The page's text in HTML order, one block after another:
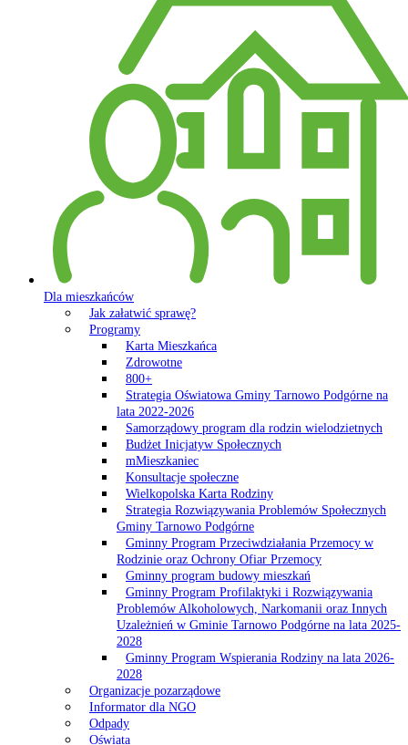
Dla mieszkańców
Jak załatwić sprawę?
Programy
Karta Mieszkańca
Zdrowotne
800+
Strategia Oświatowa Gminy Tarnowo Podgórne na
lata 2022-2026
Samorządowy program dla rodzin wielodzietnych
Budżet Inicjatyw Społecznych
mMieszkaniec
Konsultacje społeczne
Wielkopolska Karta Rodziny
Strategia Rozwiązywania Problemów Społecznych
Gminy Tarnowo Podgórne
Gminny Program Przeciwdziałania Przemocy w
Rodzinie oraz Ochrony Ofiar Przemocy
Gminny program budowy mieszkań
Gminny Program Profilaktyki i Rozwiązywania
Problemów Alkoholowych, Narkomanii oraz Innych
Uzależnień w Gminie Tarnowo Podgórne na lata 2025-
2028
Gminny Program Wspierania Rodziny na lata 2026-
2028
Organizacje pozarządowe
Informator dla NGO
Odpady
Oświata